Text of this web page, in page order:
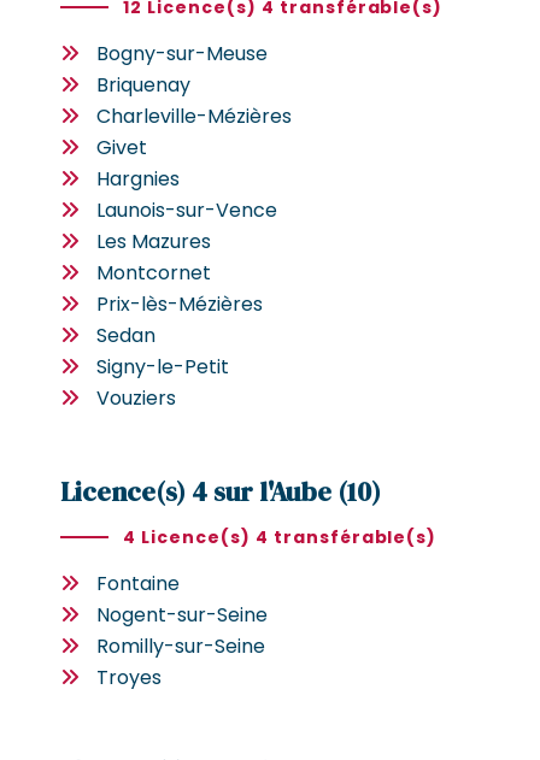
12 Licence(s) 4 transférable(s)
Bogny-sur-Meuse
Briquenay
Charleville-Mézières
Givet
Hargnies
Launois-sur-Vence
Les Mazures
Montcornet
Prix-lès-Mézières
Sedan
Signy-le-Petit
Vouziers
Licence(s) 4 sur l'Aube (10)
4 Licence(s) 4 transférable(s)
Fontaine
Nogent-sur-Seine
Romilly-sur-Seine
Troyes